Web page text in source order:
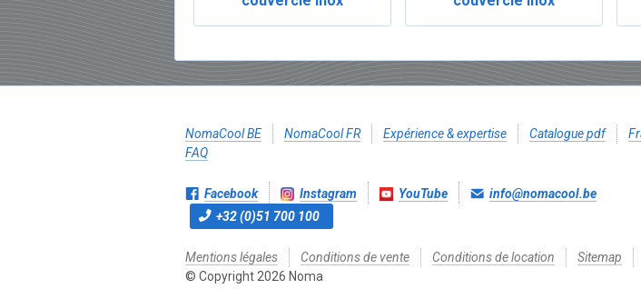
NomaCool BE NomaCool FR Expérience & expertise Catalogue pdf
FAQ
Facebook Instagram YouTube
info@nomacool.be
+32 (0)51 700 100
Mentions légales Conditions de vente Conditions de location
Sitemap
© Copyright 2026 Noma